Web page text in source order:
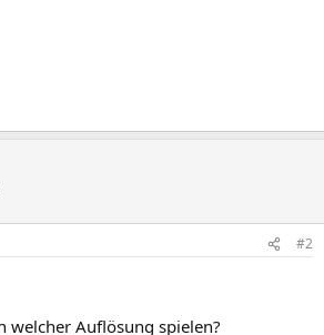
#2
welcher Auflösung spielen?